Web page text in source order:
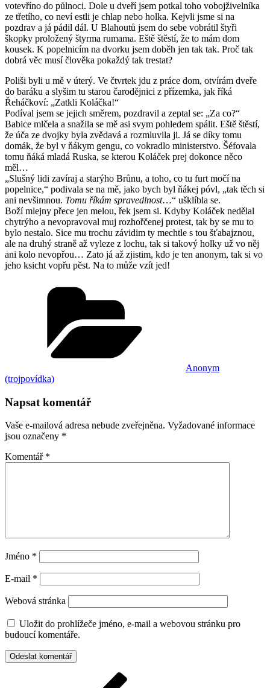
votevříno do půlnoci. Dole u dveří jsem potkal toho vobojživelníka
ze třetího, co neví estli je chlap nebo holka. Kejvli jsme si na
pozdrav a já pádil dál. U Blahoutů jsem do sebe vobrátil štyři
škopky proložený štyrma rumama. Eště štěstí, že to mám dom
kousek. K popelnicím na dvorku jsem doběh jen tak tak. Proč tak
dobrá věc musí člověka pokaždý tak trestat?
Poliši byli u mě v úterý. Ve čtvrtek jdu z práce dom, otvírám dveře
do baráku a slyšim tu starou čarodějnici z přízemka, jak říká
Řeháčkoví: „Zatkli Koláčka!“
Podíval jsem se jejich směrem, pozdravil a zeptal se: „Za co?“
Babice mlčela a snažila se mě asi svym pohledem spálit. Eště štěstí,
že úča ze dvojky byla zvědavá a rozmluvila ji. Já se díky tomu
domák, že byl v ňákym gengu, co vokradlo ministerstvo. Šéfovala
tomu ňáká mladá Ruska, se kterou Koláček prej dokonce něco
měl…
„Slušný lidi zavíraj a starýho Brůnu, a toho, co tu furt močí na
popelnice,“ podivala se na mě, jako bych byl ňákej póvl, „tak těch si
ani nevšimnou. Tomu říkám spravedlnost…“ ušklíbla se.
Boží mlejny přece jen melou, řek jsem si. Kdyby Koláček nedělal
chytrýho a nevopravoval muj rozhořčenej protest, tak by se mu to
bylo nestalo. Sice mu trochu závidim ty mechtle s tou šťabajznou,
ale na druhý straně až vyleze z lochu, tak si takový holky už vo něj
ani kolo nevopřou… Zato já až zjistim, kdo je ten anonym, tak si vo
jeho ksicht vopřu pěst. Na to může vzít jed!
Anonym
(trojpovídka)
Napsat komentář
Vaše e-mailová adresa nebude zveřejněna. Vyžadované informace
jsou označeny *
Komentář *
Jméno *
E-mail *
Webová stránka
Uložit do prohlížeče jméno, e-mail a webovou stránku pro
budoucí komentáře.